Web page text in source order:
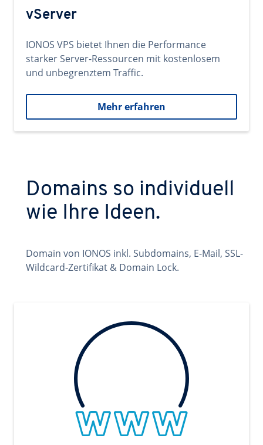
vServer
IONOS VPS bietet Ihnen die Performance
starker Server-Ressourcen mit kostenlosem
und unbegrenztem Traffic.
Mehr erfahren
Domains so individuell
wie Ihre Ideen.
Domain von IONOS inkl. Subdomains, E-Mail, SSL-
Wildcard-Zertifikat & Domain Lock.